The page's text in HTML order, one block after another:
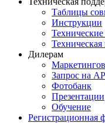
Таблицы
Инструкции
Техническая
Дилерам
Запрос на
Фотобанк
Презентации
Обучение
Регистрационная